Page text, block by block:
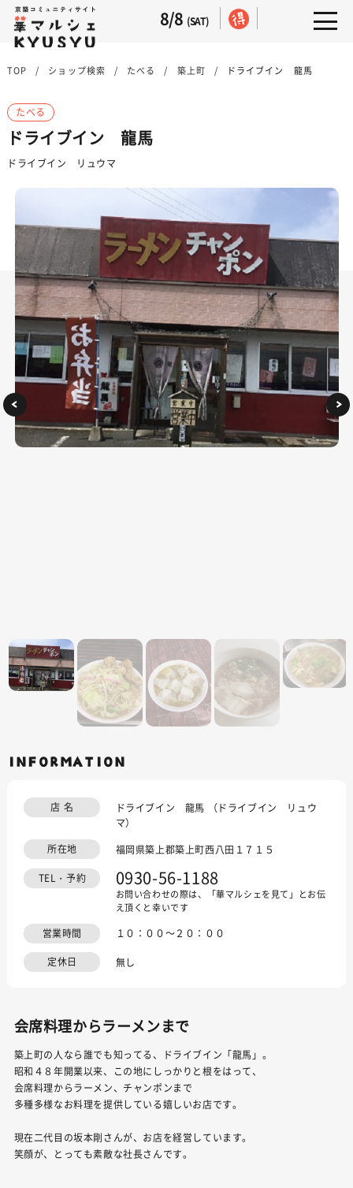
8/8 (SAT)
TOP ショップ検索 たべる 築上町 ドライブイン 龍馬
たべる
ドライブイン 龍馬
ドライブイン リュウマ
INFORMATION
店 名
ドライブイン 龍馬 （ドライブイン リュウ
マ）
所在地
福岡県築上郡築上町西八田１７１５
TEL・予約
0930-56-1188
お問い合わせの際は、「華マルシェを見て」とお伝
え頂くと幸いです
営業時間
１０：００～２０：００
定休日
無し
会席料理からラーメンまで
築上町の人なら誰でも知ってる、ドライブイン「龍馬」。
昭和４８年開業以来、この地にしっかりと根をはって、
会席料理からラーメン、チャンポンまで
多種多様なお料理を提供している嬉しいお店です。
現在二代目の坂本剛さんが、お店を経営しています。
笑顔が、とっても素敵な社長さんです。